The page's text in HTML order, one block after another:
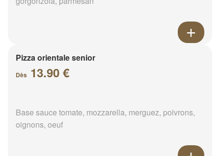
Pizza orientale senior
Dès 13.90 €
Base sauce tomate, mozzarella, merguez, poivrons,
oignons, oeuf